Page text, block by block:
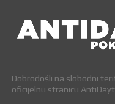
Dobrodošli na slobodni
oficijelnu stranicu